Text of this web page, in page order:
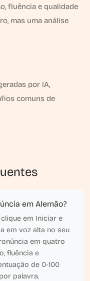
fluência e qualidade
mas uma análise
por IA,
comuns de
em Alemão?
em Iniciar e
em voz alta no seu
em quatro
fluência e
de 0-100
palavra.